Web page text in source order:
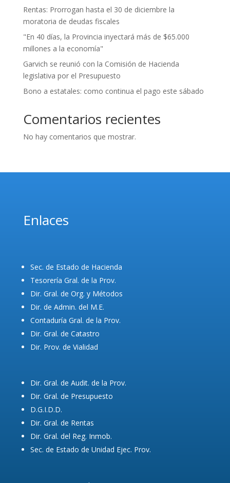
Rentas: Prorrogan hasta el 30 de diciembre la
moratoria de deudas fiscales
"En 40 días, la Provincia inyectará más de $65.000
millones a la economía"
Garvich se reunió con la Comisión de Hacienda
legislativa por el Presupuesto
Bono a estatales: como continua el pago este sábado
Comentarios recientes
No hay comentarios que mostrar.
Enlaces
Sec. de Estado de Hacienda
Tesorería Gral. de la Prov.
Dir. Gral. de Org. y Métodos
Dir. de Admin. del M.E.
Contaduría Gral. de la Prov.
Dir. Gral. de Catastro
Dir. Prov. de Vialidad
Dir. Gral. de Audit. de la Prov.
Dir. Gral. de Presupuesto
D.G.I.D.D.
Dir. Gral. de Rentas
Dir. Gral. del Reg. Inmob.
Sec. de Estado de Unidad Ejec. Prov.